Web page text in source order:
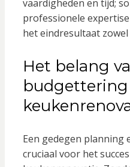
vaardigheden en tijd;
professionele
het eindresultaat
Het belang
Een gedegen planning
cruciaal voor het